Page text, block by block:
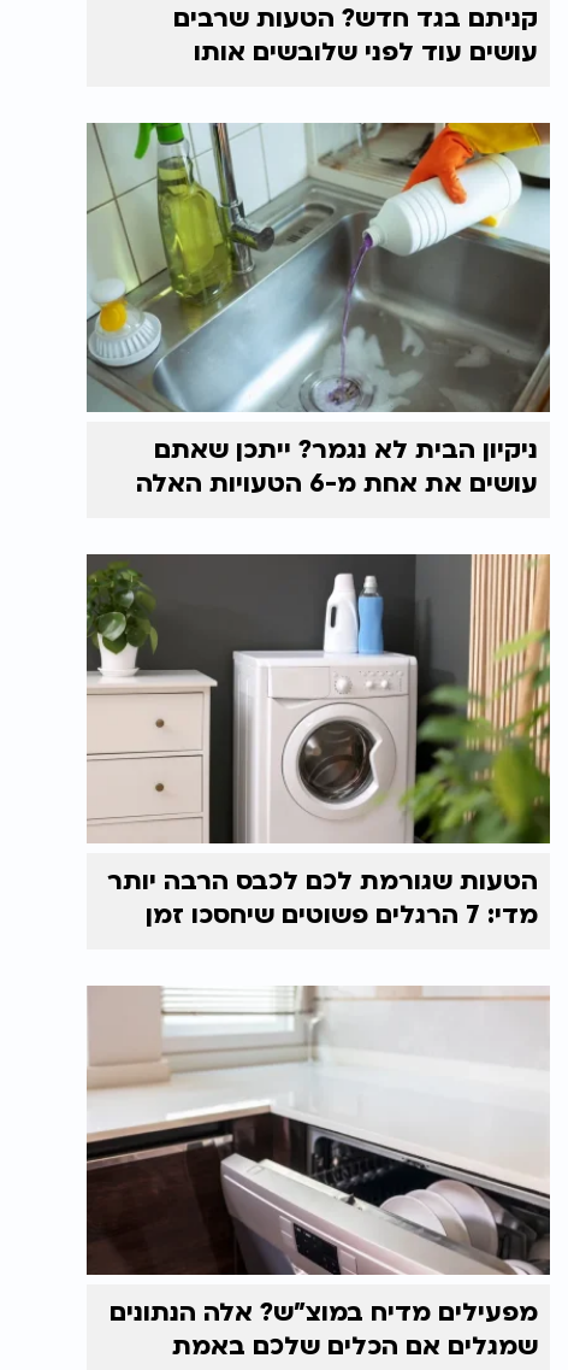
קניתם בגד חדש? הטעות שרבים
עושים עוד לפני שלובשים אותו
ניקיון הבית לא נגמר? ייתכן שאתם
עושים את אחת מ-6 הטעויות האלה
הטעות שגורמת לכם לכבס הרבה יותר
מדי: 7 הרגלים פשוטים שיחסכו זמן
מפעילים מדיח במוצ"ש? אלה הנתונים
שמגלים אם הכלים שלכם באמת